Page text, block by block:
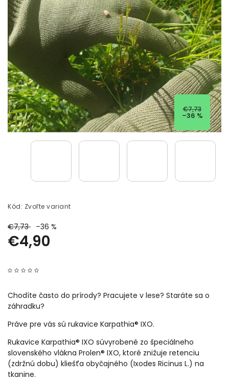
€7,73
–36 %
Kód: Zvoľte variant
€7,73 –36 %
€4,90
Chodíte často do prírody? Pracujete v lese? Staráte sa o
záhradku?
Práve pre vás sú rukavice Karpathia® IXO.
Rukavice Karpathia® IXO súvyrobené zo špeciálneho
slovenského vlákna Prolen® IXO, ktoré znižuje retenciu
(zdržnú dobu) kliešťa obyčajného (Ixodes Ricinus L.) na
tkanine.